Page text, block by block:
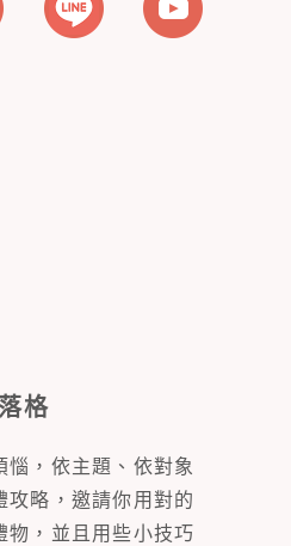
格
惱，依主題、依對象
攻略，邀請你用對的
物，並且用些小技巧